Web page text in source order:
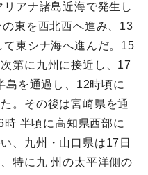
リアナ諸島近海で発生し
東を西北西へ進み、13
て東シナ海へ進んだ。15
第に九州に接近し、17
島を通過し、12時頃に
。その後は宮崎県を通
半頃に高知県西部に
、九州・山口県は17日
特に九 州の太平洋側の